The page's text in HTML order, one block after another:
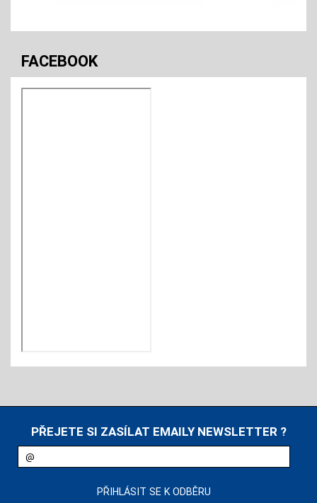
FACEBOOK
PŘEJETE SI ZASÍLAT EMAILY NEWSLETTER ?